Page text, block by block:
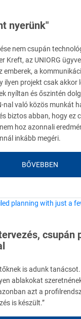
nyerünk"
nem csupán
Kreft, az UNIORG
emberek, a
ilyen projekt csak akkor
nyíltan és őszintén
nal való közös munkát
biztos abban, hogy ez
hoz azonnali
inkább megéri.
BŐVEBBEN
csupán
is adunk
ablakokat
azt a
is készült.”